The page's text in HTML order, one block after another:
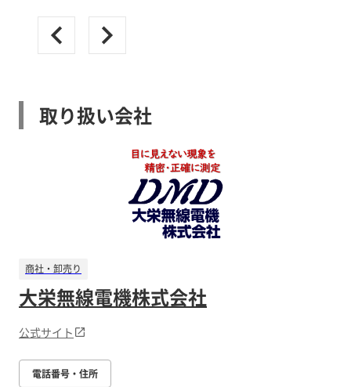
取り扱い会社
商社・卸売り
大栄無線電機株式会社
公式サイト
電話番号・住所